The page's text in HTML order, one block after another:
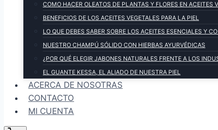
COMO HACER OLEATOS DE PLANTAS Y FLORES EN ACEITES
BENEFICIOS DE LOS ACEITES VEGETALES PARA LA PIEL
LO QUE DEBES SABER SOBRE LOS ACEITES ESENCIALES Y
NUESTRO CHAMPÚ SÓLIDO CON HIERBAS AYURVÉDICAS
¿POR QUÉ ELEGIR JABONES NATURALES FRENTE A LOS
EL GUANTE KESSA, EL ALIADO DE NUESTRA PIEL
ACERCA DE NOSOTRAS
CONTACTO
MI CUENTA